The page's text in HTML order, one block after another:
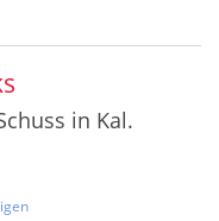
in Kal.